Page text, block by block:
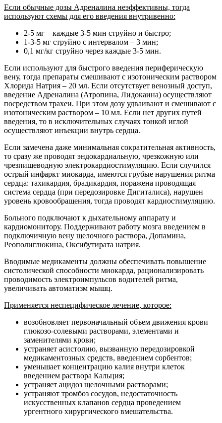
Если обычные дозы Адреналина неэффективны, тогда
используют схемы для его введения внутривенно:
2-5 мг – каждые 3-5 мин струйно и быстро;
1-3-5 мг струйно с интервалом – 3 мин;
0,1 мг/кг струйно через каждые 3-5 мин.
Если используют для быстрого введения периферическую
вену, тогда препараты смешивают с изотоническим раствором
Хлорида Натрия – 20 мл. Если отсутствует венозный доступ,
введение Адреналина (Атропина, Лидокаина) осуществляют
посредством трахеи. При этом дозу удваивают и смешивают с
изотоническим раствором – 10 мл. Если нет других путей
введения, то в исключительных случаях тонкой иглой
осуществляют инъекции внутрь сердца.
Если замечена даже минимальная сократительная активность,
то сразу же проводят эндокардиальную, чрезкожную или
чрезпищеводную электрокардиостимуляцию. Если случился
острый инфаркт миокарда, имеются грубые нарушения ритма
сердца: тахикардия, брадикардия, поражена проводящая
система сердца (при передозировке Дигиталиса), нарушен
уровень кровообращения, тогда проводят кардиостимуляцию.
Больного подключают к дыхательному аппарату и
кардиомонитору. Поддерживают работу мозга введением в
подключичную вену щелочного раствора, Допамина,
Реополиглюкина, Оксибутирата натрия.
Вводимые медикаменты должны обеспечивать повышение
систолической способности миокарда, рационализировать
проводимость электроимпульсов водителей ритма,
увеличивать автоматизм мышц.
Применяется неспецифическое лечение, которое:
возобновляет первоначальный объем движения крови
глюкозо-солевыми растворами, элементами и
заменителями крови;
устраняет асистолию, вызванную передозировкой
медикаментозных средств, введением сорбентов;
уменьшает концентрацию калия внутри клеток
введением раствора Кальция;
устраняет ацидоз щелочными растворами;
устраняют тромбоз сосудов, недостаточность
искусственных клапанов сердца проведением
ургентного хирургического вмешательства.